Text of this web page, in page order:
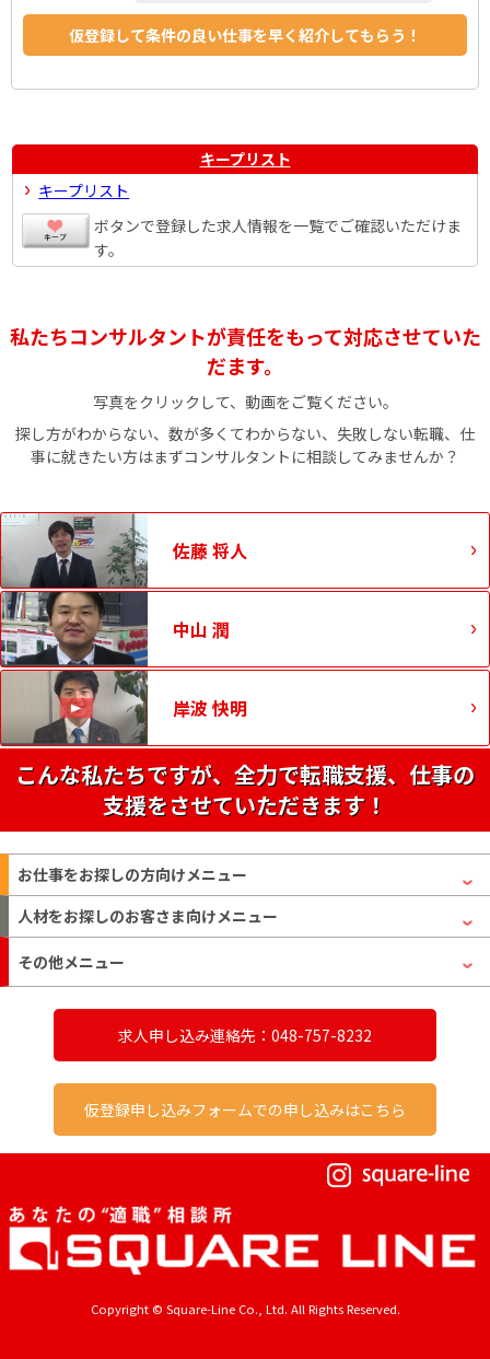
キープリスト
キープリスト
ボタンで登録した求人情報を一覧でご確認いただけま
す。
私たちコンサルタントが責任をもって対応させていた
だます。
写真をクリックして、動画をご覧ください。
探し方がわからない、数が多くてわからない、失敗しない転職、仕
事に就きたい方はまずコンサルタントに相談してみませんか？
佐藤 将人
中山 潤
岸波 快明
こんな私たちですが、全力で転職支援、仕事の
支援をさせていただきます！
お仕事をお探しの方向けメニュー
人材をお探しのお客さま向けメニュー
その他メニュー
求人申し込み連絡先：048-757-8232
仮登録申し込みフォームでの申し込みはこちら
Copyright © Square-Line Co., Ltd. All Rights Reserved.